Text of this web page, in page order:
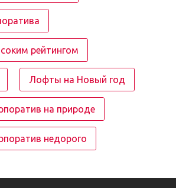
рейтингом
Лофты на Новый год
на природе
недорого